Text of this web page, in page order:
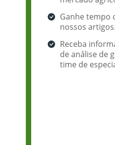
Ganhe tempo
nossos artigos.
Receba
de análise de
time de